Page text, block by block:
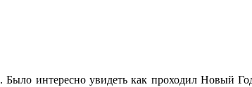
. Было интересно увидеть как проходил Новый